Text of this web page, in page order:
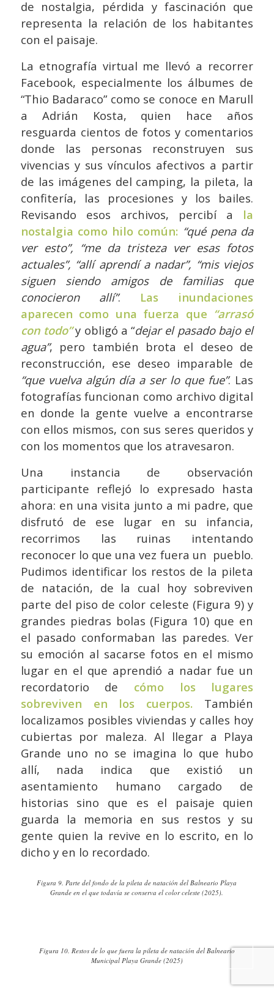
de nostalgia, pérdida y fascinación que
representa la relación de los habitantes
con el paisaje.
La etnografía virtual me llevó a recorrer
Facebook, especialmente los álbumes de
“Thio Badaraco” como se conoce en Marull
a Adrián Kosta, quien hace años
resguarda cientos de fotos y comentarios
donde las personas reconstruyen sus
vivencias y sus vínculos afectivos a partir
de las imágenes del camping, la pileta, la
confitería, las procesiones y los bailes.
Revisando esos archivos, percibí a la
nostalgia como hilo común: “qué pena da
ver esto”, “me da tristeza ver esas fotos
actuales”, “allí aprendí a nadar”, “mis viejos
siguen siendo amigos de familias que
conocieron allí”. Las inundaciones
aparecen como una fuerza que “arrasó
con todo”y obligó a “dejar el pasado bajo el
agua”, pero también brota el deseo de
reconstrucción, ese deseo imparable de
“que vuelva algún día a ser lo que fue”. Las
fotografías funcionan como archivo digital
en donde la gente vuelve a encontrarse
con ellos mismos, con sus seres queridos y
con los momentos que los atravesaron.
Una instancia de observación
participante reflejó lo expresado hasta
ahora: en una visita junto a mi padre, que
disfrutó de ese lugar en su infancia,
recorrimos las ruinas intentando
reconocer lo que una vez fuera un pueblo.
Pudimos identificar los restos de la pileta
de natación, de la cual hoy sobreviven
parte del piso de color celeste (Figura 9) y
grandes piedras bolas (Figura 10) que en
el pasado conformaban las paredes. Ver
su emoción al sacarse fotos en el mismo
lugar en el que aprendió a nadar fue un
recordatorio de cómo los lugares
sobreviven en los cuerpos. También
localizamos posibles viviendas y calles hoy
cubiertas por maleza. Al llegar a Playa
Grande uno no se imagina lo que hubo
allí, nada indica que existió un
asentamiento humano cargado de
historias sino que es el paisaje quien
guarda la memoria en sus restos y su
gente quien la revive en lo escrito, en lo
dicho y en lo recordado.
Figura 9. Parte del fondo de la pileta de natación del Balneario Playa
Grande en el que todavía se conserva el color celeste (2025).
Figura 10. Restos de lo que fuera la pileta de natación del Balneario
Municipal Playa Grande (2025)